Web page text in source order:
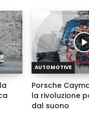
AUTOMOTIVE
Porsche
la rivoluzione
dal suono